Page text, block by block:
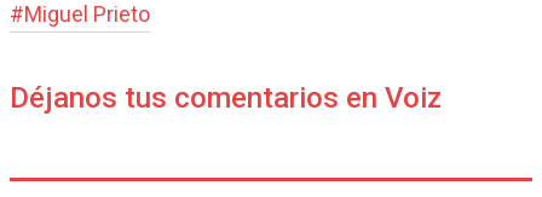
#Miguel Prieto
Déjanos tus comentarios en Voiz